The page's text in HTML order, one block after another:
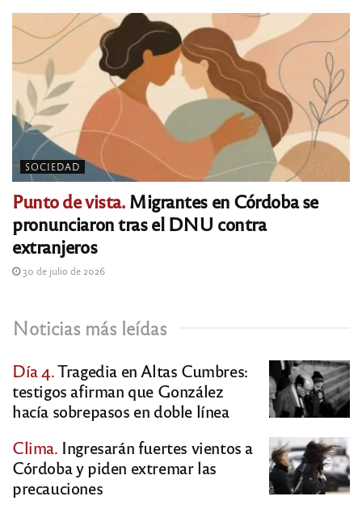
SOCIEDAD
Punto de vista.Migrantes en Córdoba se
pronunciaron tras el DNU contra
extranjeros
30 de julio de 2026
Noticias más leídas
Día 4.Tragedia en Altas Cumbres:
testigos afirman que González
hacía sobrepasos en doble línea
Clima. Ingresarán fuertes vientos a
Córdoba y piden extremar las
precauciones